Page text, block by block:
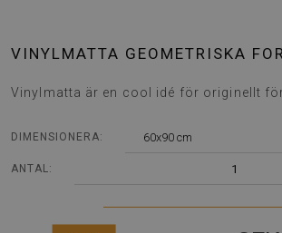
VINYLMATTA GEOMETRISKA
Vinylmatta är en cool idé för originellt
DIMENSIONERA: 60x90 cm
ANTAL: 1